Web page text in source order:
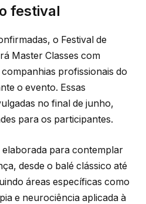
festival
o Festival de
Master Classes com
profissionais do
o evento. Essas
no final de junho,
para os participantes.
para contemplar
desde o balé clássico até
áreas específicas como
e neurociência aplicada à